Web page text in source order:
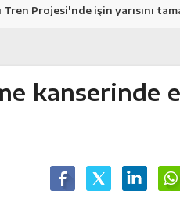
Tren Projesi'nde işin yarısını
kanserinde